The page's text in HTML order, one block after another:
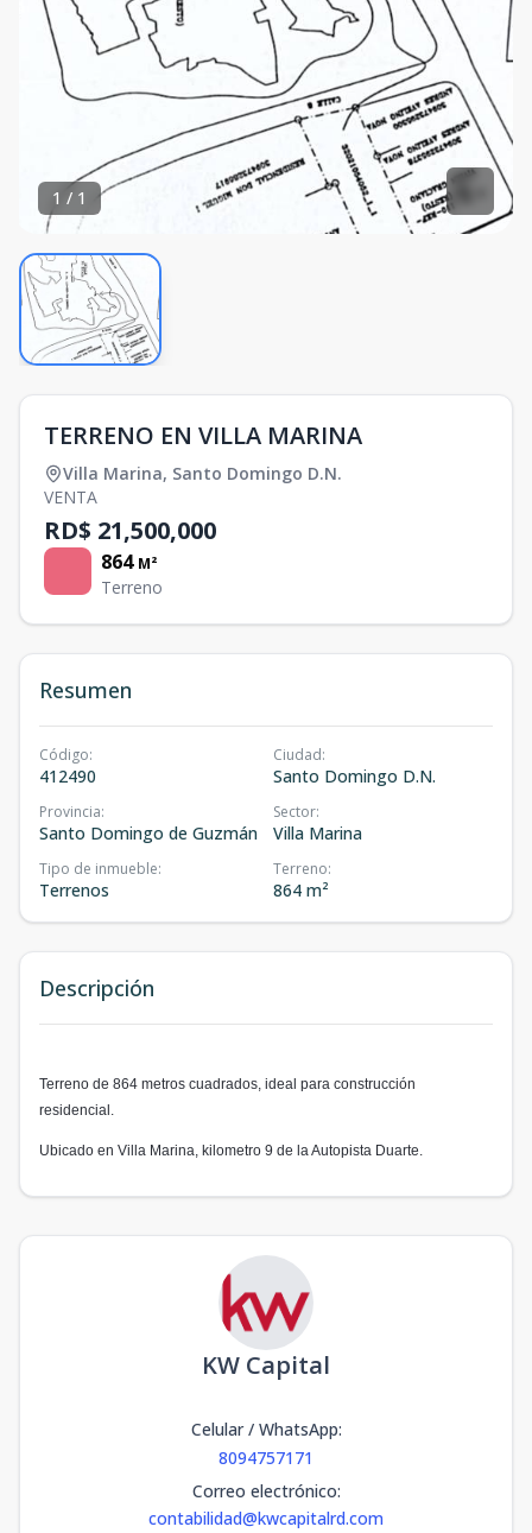
1 / 1
TERRENO EN VILLA MARINA
Villa Marina, Santo Domingo D.N.
VENTA
RD$ 21,500,000
864 M²
Terreno
Resumen
Código:
412490
Ciudad:
Santo Domingo D.N.
Provincia:
Santo Domingo de Guzmán
Sector:
Villa Marina
Tipo de inmueble:
Terrenos
Terreno:
864 m²
Descripción
Terreno de 864 metros cuadrados, ideal para construcción
residencial.
Ubicado en Villa Marina, kilometro 9 de la Autopista Duarte.
KW Capital
Celular / WhatsApp:
8094757171
Correo electrónico:
contabilidad@kwcapitalrd.com